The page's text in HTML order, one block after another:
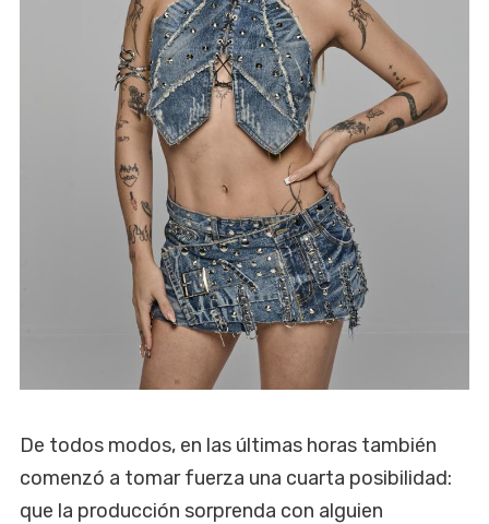
De todos modos, en las últimas horas también
comenzó a tomar fuerza una cuarta posibilidad:
que la producción sorprenda con alguien